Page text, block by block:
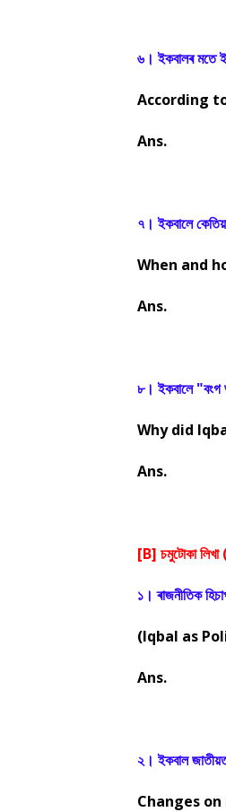
৬। ইকবালৰ মতে
According
Ans.
৭। ইকবালে
When and
Ans.
৮। ইকবালে "বংগ
Why did
Ans.
[B] চমুটোকা
১। ৰাজনীতিক
(Iqbal as
Ans.
২। ইকবাল
Changes